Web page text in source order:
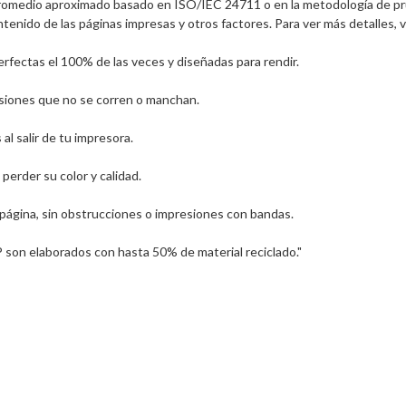
aproximado basado en ISO/IEC 24711 o en la metodología de
de las páginas impresas y otros factores. Para ver más
el 100% de las veces y diseñadas para rendir.
que no se corren o manchan.
salir de tu impresora.
su color y calidad.
sin obstrucciones o impresiones con bandas.
elaborados con hasta 50% de material reciclado."